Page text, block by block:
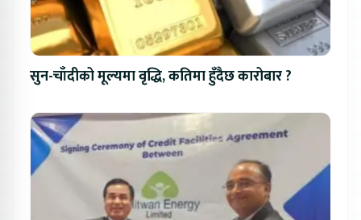
सुन-चाँदीको मूल्यमा वृद्धि, कतिमा हुँदैछ कारोबार ?